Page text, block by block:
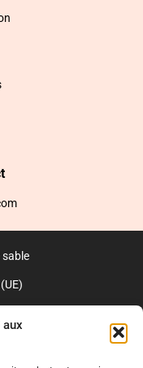
sable